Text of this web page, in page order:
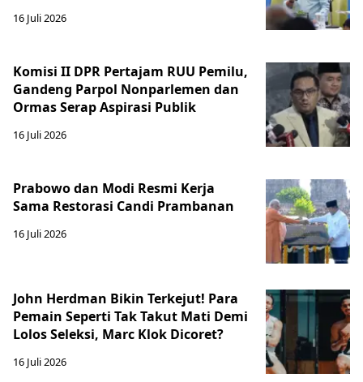
16 Juli 2026
Komisi II DPR Pertajam RUU Pemilu,
Gandeng Parpol Nonparlemen dan
Ormas Serap Aspirasi Publik
16 Juli 2026
Prabowo dan Modi Resmi Kerja
Sama Restorasi Candi Prambanan
16 Juli 2026
John Herdman Bikin Terkejut! Para
Pemain Seperti Tak Takut Mati Demi
Lolos Seleksi, Marc Klok Dicoret?
16 Juli 2026